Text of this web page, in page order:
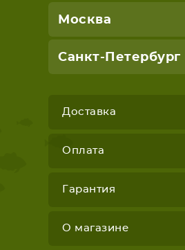
Москва
Санкт-Петербург
Доставка
Оплата
Гарантия
О магазине